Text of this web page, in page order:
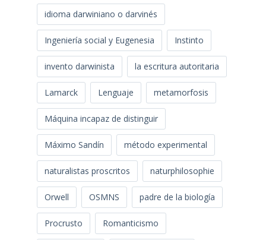
idioma darwiniano o darvinés
Ingeniería social y Eugenesia Instinto
invento darwinista la escritura autoritaria
Lamarck Lenguaje metamorfosis
Máquina incapaz de distinguir
Máximo Sandín método experimental
naturalistas proscritos naturphilosophie
Orwell OSMNS padre de la biología
Procrusto Romanticismo